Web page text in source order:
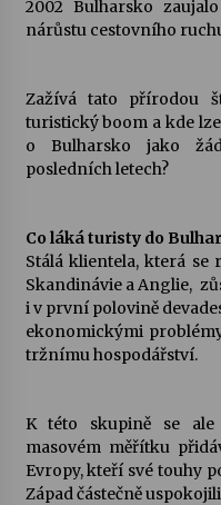
2002 Bulharsko
nárůstu cestovního
Zažívá tato přírodou
turistický boom a kde
o Bulharsko jako
posledních letech?
Co láká turisty do
Stálá klientela, která se
Skandinávie a Anglie,
i v první polovině
ekonomickými
tržnímu hospodářství.
K této skupině se
masovém měřítku
Evropy, kteří své touhy
Západ částečně